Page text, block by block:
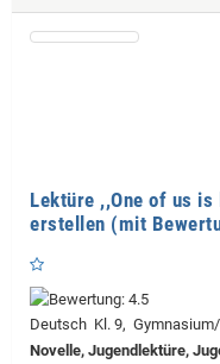
Lektüre ,,One of us
erstellen (mit
Deutsch Kl. 9, Gymnasium/
Novelle, Jugendlektüre,